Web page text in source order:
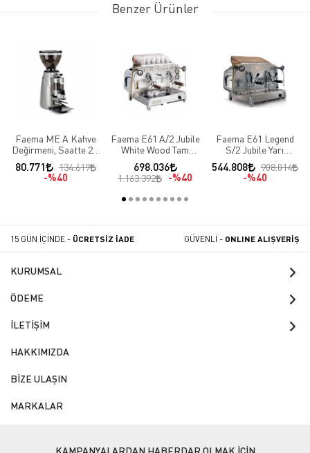
Benzer Ürünler
Faema ME A Kahve
Değirmeni, Saatte 2.3
kg Kapasiteli
80.771
134.619
%40
Faema E61 A/2 Jubile
White Wood Tam
Otomatik Espresso
Kahve Makinesi, 2
Gruplu
698.036
1.163.392 %40
Faema E61 Legend
S/2 Jubile Yarı
Otomatik Espresso
Kahve Makinesi, 2
Gruplu
544.808
908.014
%40
15 GÜN İÇİNDE - ÜCRETSİZ İADE GÜVENLİ - ONLINE ALIŞVERİŞ
KURUMSAL
ÖDEME
İLETİŞİM
HAKKIMIZDA
BİZE ULAŞIN
MARKALAR
KAMPANYALARDAN HABERDAR OLMAK İÇİN